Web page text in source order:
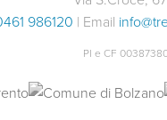
986120 | Email
PI e CF